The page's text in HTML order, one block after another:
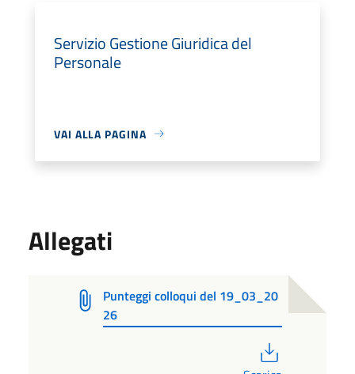
Servizio Gestione Giuridica del
Personale
VAI ALLA PAGINA
Allegati
Punteggi colloqui del 19_03_20
26